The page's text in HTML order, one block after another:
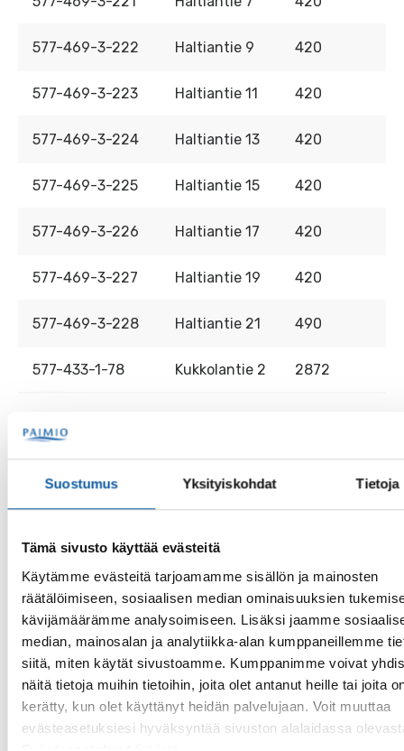
Suostumus Yksityiskohdat Tietoja
Tämä sivusto käyttää evästeitä
Käytämme evästeitä tarjoamamme sisällön ja mainosten
räätälöimiseen, sosiaalisen median ominaisuuksien
kävijämäärämme analysoimiseen. Lisäksi jaamme
median, mainosalan ja analytiikka-alan kumppaneillemme
siitä, miten käytät sivustoamme. Kumppanimme voivat
näitä tietoja muihin tietoihin, joita olet antanut heille tai joita
kerätty, kun olet käyttänyt heidän palvelujaan. Voit muuttaa
evästeasetuksiesi hyväksyntää sivuston alalaidassa
577-469-3-222 Haltiantie 9 420
577-469-3-223 Haltiantie 11 420
577-469-3-224 Haltiantie 13 420
577-469-3-225 Haltiantie 15 420
577-469-3-226 Haltiantie 17 420
577-469-3-227 Haltiantie 19 420
577-469-3-228 Haltiantie 21 490
577-433-1-78 Kukkolantie 2 2872
Lisätietoja
Rakentamistapaohjeet
Luovutusehdot
Muut maksut
Asiasanat